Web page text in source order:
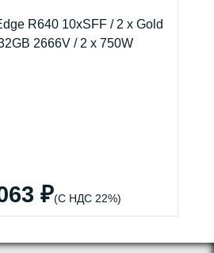
₽(С НДС 22%)